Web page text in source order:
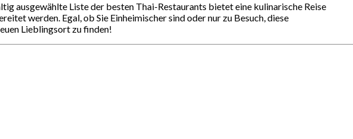
ausgewählte Liste der besten Thai-Restaurants bietet eine kulinarische Reise
werden. Egal, ob Sie Einheimischer sind oder nur zu Besuch, diese
Lieblingsort zu finden!